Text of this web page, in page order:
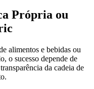
Própria ou
alimentos e bebidas ou
o sucesso depende de
da cadeia de